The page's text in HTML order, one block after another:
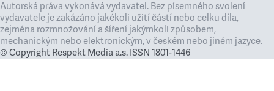
Autorská práva vykonává vydavatel. Bez písemného svolení
vydavatele je zakázáno jakékoli užití částí nebo celku díla,
zejména rozmnožování a šíření jakýmkoli způsobem,
mechanickým nebo elektronickým, v českém nebo jiném jazyce.
© Copyright Respekt Media a.s. ISSN 1801-1446